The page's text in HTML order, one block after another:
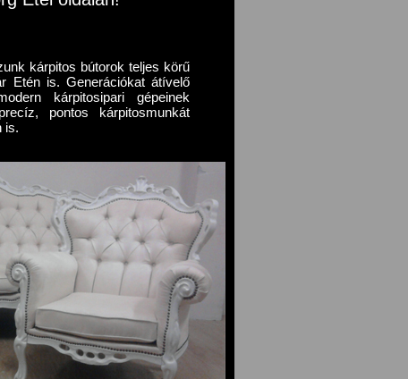
kárpitos bútorok teljes körű
Etén is. Generációkat átívelő
kárpitosipari gépeinek
pontos kárpitosmunkát
is.